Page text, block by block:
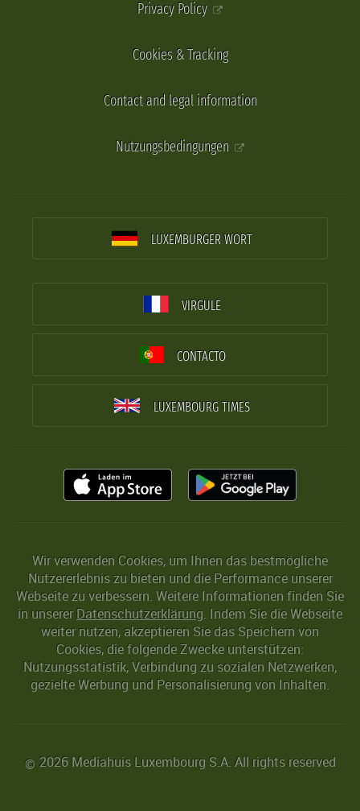
Privacy Policy
Cookies & Tracking
Contact and legal information
Nutzungsbedingungen
LUXEMBURGER WORT
VIRGULE
CONTACTO
LUXEMBOURG TIMES
Wir verwenden Cookies, um Ihnen das bestmögliche
Nutzererlebnis zu bieten und die Performance unserer
Webseite zu verbessern. Weitere Informationen finden Sie
in unserer Datenschutzerklärung. Indem Sie die Webseite
weiter nutzen, akzeptieren Sie das Speichern von
Cookies, die folgende Zwecke unterstützen:
Nutzungsstatistik, Verbindung zu sozialen Netzwerken,
gezielte Werbung und Personalisierung von Inhalten.
© 2026 Mediahuis Luxembourg S.A. All rights reserved